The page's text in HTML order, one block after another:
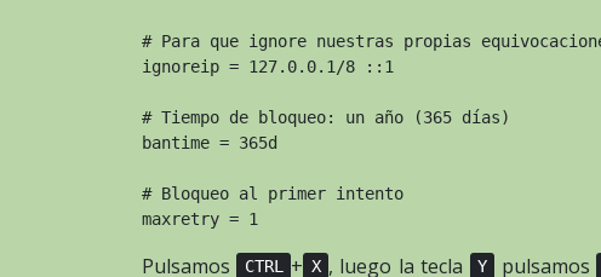
# Para que ignore nuestras propias
ignoreip = 127.0.0.1/8 ::1
# Tiempo de bloqueo: un año (365 días)
bantime = 365d
# Bloqueo al primer intento
maxretry = 1
Pulsamos CTRL + X , luego la tecla Y pulsamos